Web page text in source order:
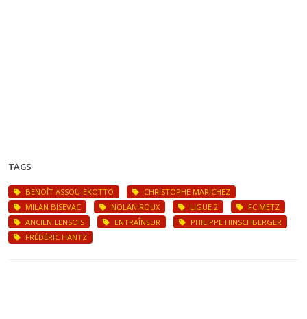
TAGS
BENOÎT ASSOU-EKOTTO
CHRISTOPHE MARICHEZ
MILAN BISEVAC
NOLAN ROUX LIGUE 2
FC METZ
ANCIEN LENSOIS
ENTRAÎNEUR
PHILIPPE HINSCHBERGER
FRÉDÉRIC HANTZ